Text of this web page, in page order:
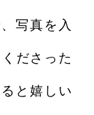
写真を入
くださった
と嬉しい